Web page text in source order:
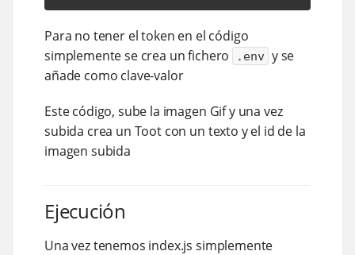
Para no tener el token en el código
simplemente se crea un fichero
.env y se
añade como clave-valor
Este código, sube la imagen Gif y una vez
subida crea un Toot con un texto y el id de la
imagen subida
Ejecución
Una vez tenemos index.js simplemente